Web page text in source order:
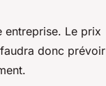
entreprise. Le prix
donc prévoir